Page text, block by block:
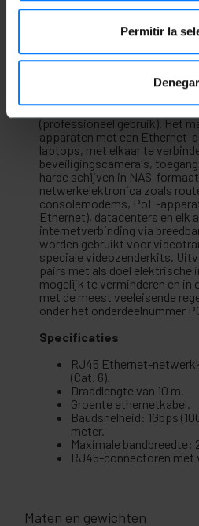
Permitir la
Denegar
(Cat.6) van 10 m en kleur
manier mogelijk. Het is
gebruik op zowel thuis- als
(professioneel gebruik). Het
apparaten met een Ethernet-
laptops, met elkaar te
beveiligingscamera's,
harde schijven in NAS-
netwerkelektronica zoals
consolemodems, PoE-
Ethernet), datacenters en elk
internetverbinding via
worden gebruikt voor
speciale videozenderkits.
pairs met als doel elektrische
mogelijk te verminderen en in
met de meest veeleisende
onder het onderdeelnummer
Specificaties
RJ45 Ethernet-
(Cat. 6).
Draadlengte van 10 m.
Groente ethernetkabel.
Baudsnelheid: 1Gbps
meter.
Maximale bandbreedte:
RJ45-connectoren met
Maten en gewichten